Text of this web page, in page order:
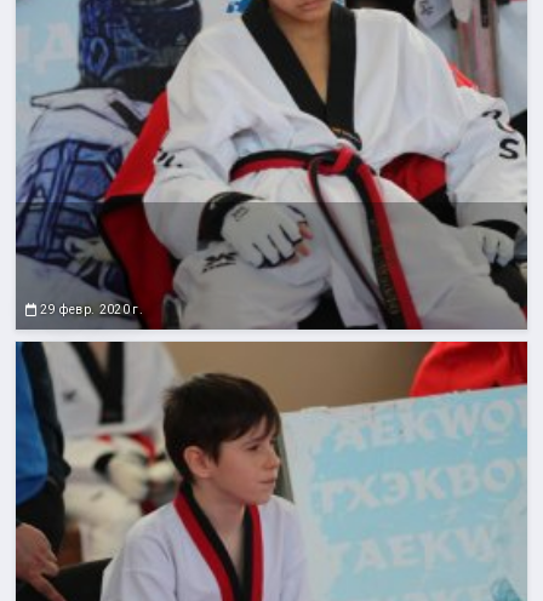
29 февр. 2020 г.